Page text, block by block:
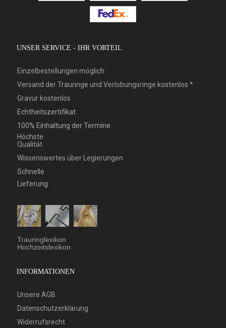
UNSER SERVICE - IHR VORTEIL
Einzelbestellungen möglich
Versand der Trauringe und Verlobungsringe kostenlos *
Gravur kostenlos
Echtheitszertifikat
100% Einhaltung der Termine
Höchste
Qualität
Wissenswertes über Legierungen
Schnelle
Lieferung
Trauringlexikon
Hochzeitslexikon
INFORMATIONEN
Unsere AGB
Datenschutzerklärung
Widerrufsrecht